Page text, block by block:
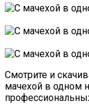
Смотрите и
мачехой в одном